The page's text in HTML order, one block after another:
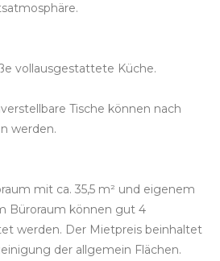
vollausgestattete Küche.
Tische können nach
werden.
mit ca. 35,5 m² und eigenem
Büroraum können gut 4
werden. Der Mietpreis beinhaltet
der allgemein Flächen.